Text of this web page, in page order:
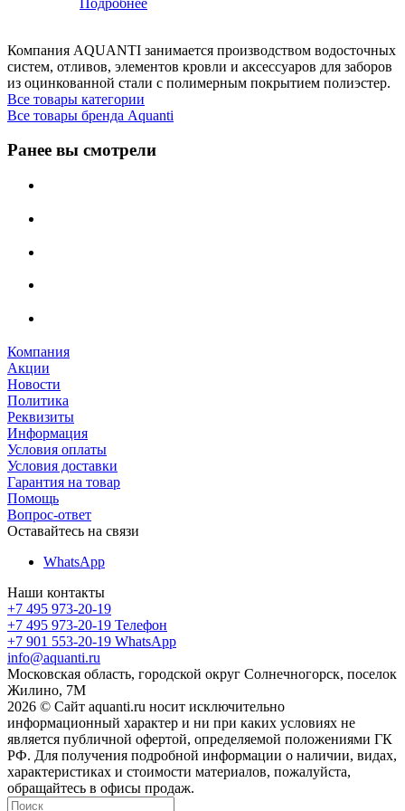
Компания AQUANTI занимается производством водосточных
систем, отливов, элементов кровли и аксессуаров для заборов
из оцинкованной стали с полимерным покрытием полиэстер.
Все товары категории
Все товары бренда Aquanti
Ранее вы смотрели
Компания
Акции
Новости
Политика
Реквизиты
Информация
Условия оплаты
Условия доставки
Гарантия на товар
Помощь
Вопрос-ответ
Оставайтесь на связи
WhatsApp
Наши контакты
+7 495 973-20-19
+7 495 973-20-19 Телефон
+7 901 553-20-19 WhatsApp
info@aquanti.ru
Московская область, городской округ Солнечногорск, поселок
Жилино, 7М
2026 © Сайт aquanti.ru носит исключительно
информационный характер и ни при каких условиях не
является публичной офертой, определяемой положениями ГК
РФ. Для получения подробной информации о наличии, видах,
характеристиках и стоимости материалов, пожалуйста,
обращайтесь в офисы продаж.